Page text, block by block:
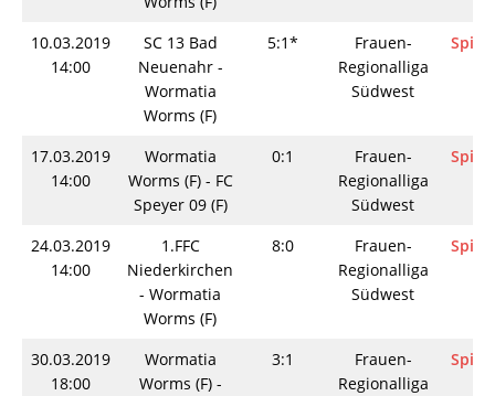
10.03.2019
14:00
SC 13 Bad
Neuenahr -
Wormatia
Worms (F)
5:1*
Frauen-
Regionalliga
Südwest
17.03.2019
14:00
Wormatia
Worms (F) - FC
Speyer 09 (F)
0:1
Frauen-
Regionalliga
Südwest
24.03.2019
14:00
1.FFC
Niederkirchen
- Wormatia
Worms (F)
8:0
Frauen-
Regionalliga
Südwest
30.03.2019
18:00
Wormatia
Worms (F) -
3:1
Frauen-
Regionalliga